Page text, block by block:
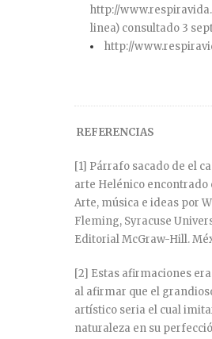
http://
linea) consultado 3
http://
REFERENCIAS
[1] Párrafo sacado de el
arte Helénico encontrado
Arte, música e ideas por
Fleming, Syracuse
Editorial McGraw-Hill.
[2] Estas afirmaciones
al afirmar que el
artístico seria el cual
naturaleza en su